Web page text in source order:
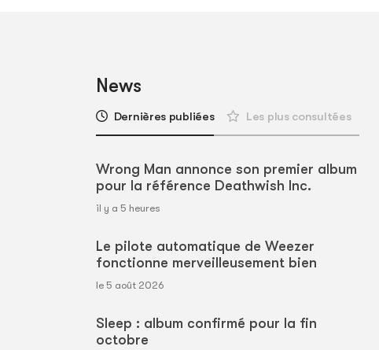
News
Dernières publiées Les plus consultées
Wrong Man annonce son premier album
pour la référence Deathwish Inc.
il y a 5 heures
Le pilote automatique de Weezer
fonctionne merveilleusement bien
le 5 août 2026
Sleep : album confirmé pour la fin
octobre